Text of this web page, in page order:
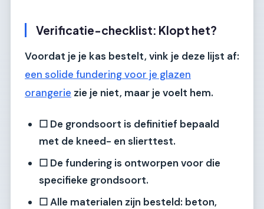
Verificatie-checklist: Klopt het?
Voordat je je kas bestelt, vink je deze lijst af:
een solide fundering voor je glazen
orangerie zie je niet, maar je voelt hem.
☐ De grondsoort is definitief bepaald
met de kneed- en slierttest.
☐ De fundering is ontworpen voor die
specifieke grondsoort.
☐ Alle materialen zijn besteld: beton,